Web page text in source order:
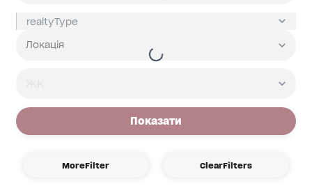
Показати
MoreFilter ClearFilters